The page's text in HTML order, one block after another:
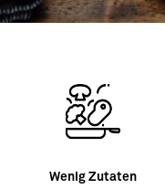
Wenig Zutaten